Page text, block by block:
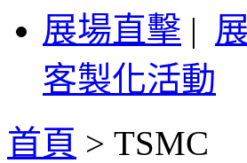
展場直擊 |
客製化活動
首頁 > TSMC